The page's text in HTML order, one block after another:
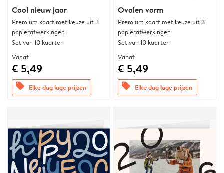
Cool nieuw jaar
Premium kaart met keuze uit 3
papierafwerkingen
Set van 10 kaarten
Vanaf
€ 5,49
offers Elke dag lage prijzen
Ovalen vorm
Premium kaart met keuze uit 3
papierafwerkingen
Set van 10 kaarten
Vanaf
€ 5,49
offers Elke dag lage prijzen